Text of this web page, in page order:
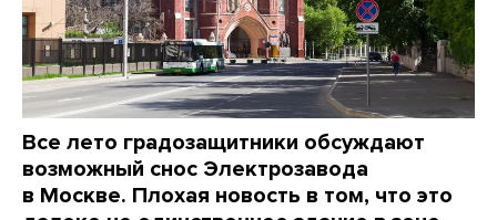
Все лето градозащитники обсуждают
возможный снос Электрозавода
в Москве. Плохая новость в том, что это